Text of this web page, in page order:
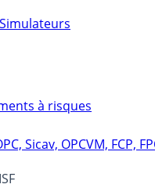
Simulateurs
à risques
Sicav, OPCVM, FCP,